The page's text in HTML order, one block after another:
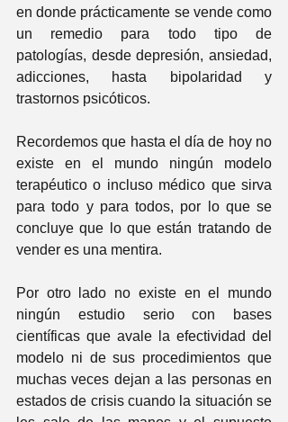
en donde prácticamente se vende como
un remedio para todo tipo de
patologías, desde depresión, ansiedad,
adicciones, hasta bipolaridad y
trastornos psicóticos.
Recordemos que hasta el día de hoy no
existe en el mundo ningún modelo
terapéutico o incluso médico que sirva
para todo y para todos, por lo que se
concluye que lo que están tratando de
vender es una mentira.
Por otro lado no existe en el mundo
ningún estudio serio con bases
científicas que avale la efectividad del
modelo ni de sus procedimientos que
muchas veces dejan a las personas en
estados de crisis cuando la situación se